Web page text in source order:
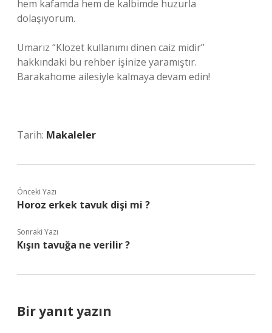
hem kafamda hem de kalbimde huzurla
dolaşıyorum.
Umarız “Klozet kullanımı dinen caiz midir”
hakkındaki bu rehber işinize yaramıştır.
Barakahome ailesiyle kalmaya devam edin!
Tarih: Makaleler
Önceki Yazı
Horoz erkek tavuk dişi mi ?
Sonraki Yazı
Kışın tavuğa ne verilir ?
Bir yanıt yazın